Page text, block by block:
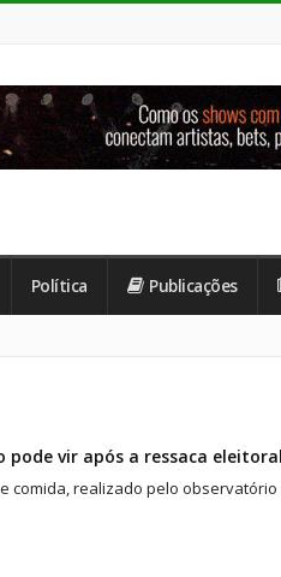
Política Publicações
pode vir após a ressaca
comida, realizado pelo